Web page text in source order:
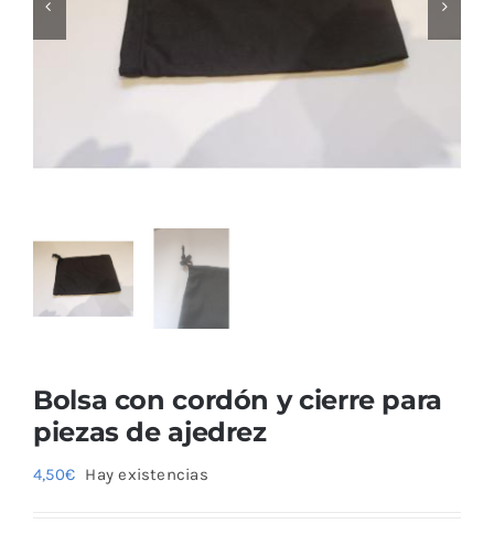
Blog
Bolsa con cordón y cierre para
piezas de ajedrez
4,50€ Hay existencias